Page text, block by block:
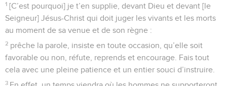
1 [C’est pourquoi] je t’en supplie, devant Dieu et devant [le
Seigneur] Jésus-Christ qui doit juger les vivants et les morts
au moment de sa venue et de son règne :
2 prêche la parole, insiste en toute occasion, qu’elle soit
favorable ou non, réfute, reprends et encourage. Fais tout
cela avec une pleine patience et un entier souci d’instruire.
3